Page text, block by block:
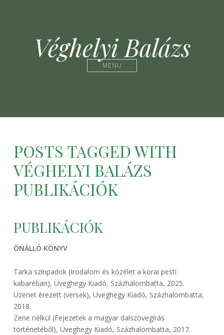
Véghelyi Balázs
MENU
POSTS TAGGED WITH
VÉGHELYI BALÁZS
PUBLIKÁCIÓK
PUBLIKÁCIÓK
ÖNÁLLÓ KÖNYV
Tarka színpadok (Irodalom és közélet a korai pesti
kabaréban), Üveghegy Kiadó, Százhalombatta, 2025.
Üzenet érezett (versek), Üveghegy Kiadó, Százhalombatta,
2018.
Zene nélkül (Fejezetek a magyar dalszövegírás
történetéből), Üveghegy Kiadó, Százhalombatta, 2017.